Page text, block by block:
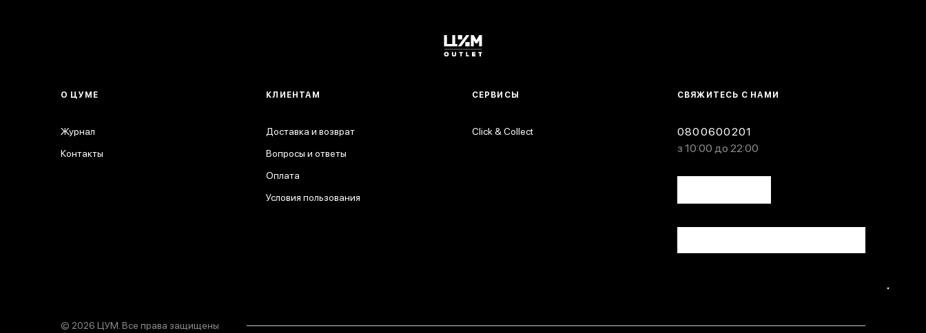
СВЯЖИТЕСЬ С НАМИ
0800600201
з 10:00 до 22:00
О ЦУМЕ
Журнал
Контакты
КЛИЕНТАМ
Доставка и возврат
Вопросы и ответы
Оплата
Условия пользования
СЕРВИСЫ
Click & Collect
© 2026 ЦУМ. Все права защищены